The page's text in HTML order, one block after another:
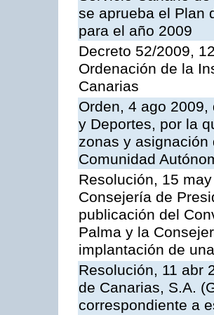
se aprueba el Plan
para el año 2009
Decreto 52/2009,
Ordenación de la
Canarias
Orden, 4 ago
y Deportes, por la
zonas y asignación
Comunidad
Resolución, 15
Consejería de
publicación del
Palma y la
implantación de
Resolución, 11 abr
de Canarias, S.A.
correspondiente a